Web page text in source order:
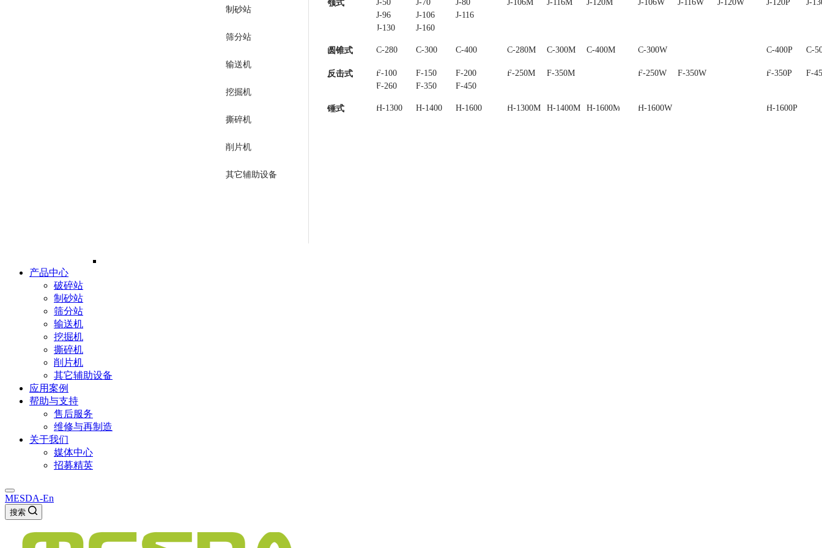
制砂站
筛分站
输送机
挖掘机
撕碎机
削片机
其它辅助设备
颚式 J-50 J-70 J-80
J-85
J-96
J-106 J-116
J-130
J-160
J-106M J-116M J-120M J-130M
J-106W J-116W J-120W J-120P J-
圆锥式 C-280 C-300 C-400 C-450
C-280M C-300M C-400M C-500M
C-300W C-400P C-
反击式 F-100 F-150 F-200
F-250
F-260
F-350 F-450
F-250M F-350M F-250W F-350W F-350P F-
锤式 H-1300 H-1400 H-1600 H-1300M H-1400M H-1600M H-1600W H-1600P
产品中心
破碎站
制砂站
筛分站
输送机
挖掘机
撕碎机
削片机
其它辅助设备
应用案例
帮助与支持
售后服务
维修与再制造
关于我们
媒体中心
招募精英
MESDA-En
搜索